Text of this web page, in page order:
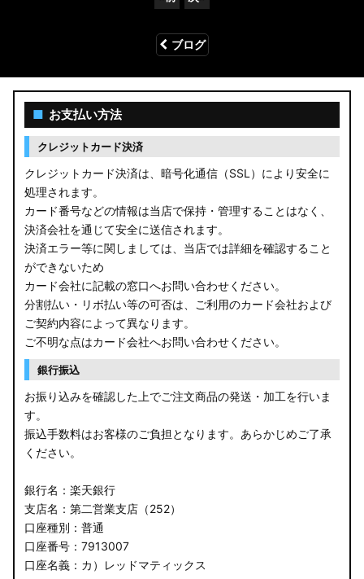
ブログ
■ お支払い方法
クレジットカード決済
クレジットカード決済は、暗号化通信（SSL）により安全に
処理されます。
カード番号などの情報は当店で保持・管理することはなく、
決済会社を通じて安全に送信されます。
決済エラー等に関しましては、当店では詳細を確認すること
ができないため
カード会社に記載の窓口へお問い合わせください。
分割払い・リボ払い等の可否は、ご利用のカード会社および
ご契約内容によって異なります。
ご不明な点はカード会社へお問い合わせください。
銀行振込
お振り込みを確認した上でご注文商品の発送・加工を行いま
す。
振込手数料はお客様のご負担となります。あらかじめご了承
ください。
銀行名：楽天銀行
支店名：第二営業支店（252）
口座種別：普通
口座番号：7913007
口座名義：カ）レッドマティックス